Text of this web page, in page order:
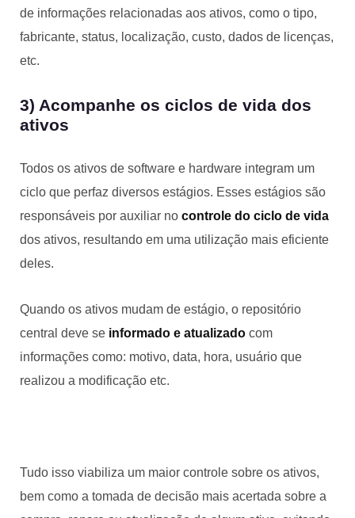
de informações relacionadas aos ativos, como o tipo,
fabricante, status, localização, custo, dados de licenças,
etc.
3) Acompanhe os ciclos de vida dos
ativos
Todos os ativos de software e hardware integram um
ciclo que perfaz diversos estágios. Esses estágios são
responsáveis por auxiliar no controle do ciclo de vida
dos ativos, resultando em uma utilização mais eficiente
deles.
Quando os ativos mudam de estágio, o repositório
central deve se informado e atualizado com
informações como: motivo, data, hora, usuário que
realizou a modificação etc.
Tudo isso viabiliza um maior controle sobre os ativos,
bem como a tomada de decisão mais acertada sobre a